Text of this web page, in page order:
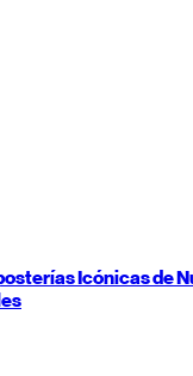
Icónicas de